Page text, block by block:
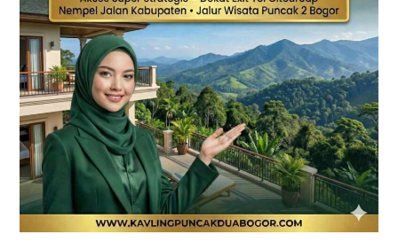
SHM
Pecah
Sertifikat
|
Dekat
Tol
Citeureup
–
Puncak
2